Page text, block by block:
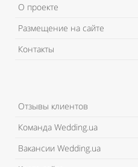
О проекте
Размещение на сайте
Контакты
Отзывы клиентов
Команда Wedding.ua
Вакансии Wedding.ua